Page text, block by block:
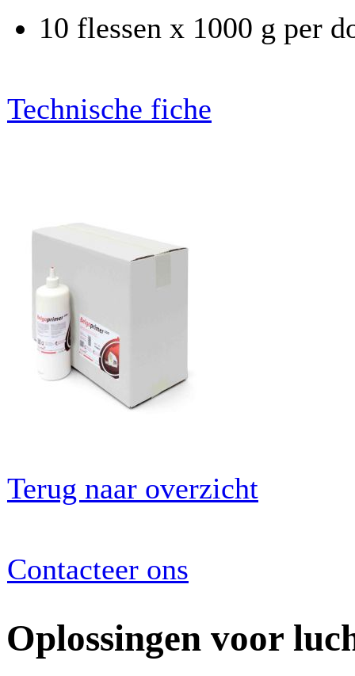
10 flessen x 1000 g per
Technische fiche
Terug naar overzicht
Contacteer ons
Oplossingen voor